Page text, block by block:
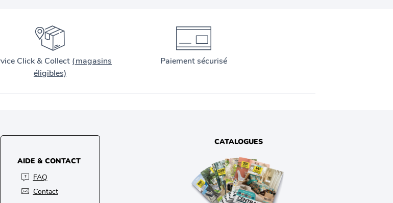
Click & Collect (magasins
éligibles)
Paiement sécurisé
AIDE & CONTACT
FAQ
Contact
CATALOGUES